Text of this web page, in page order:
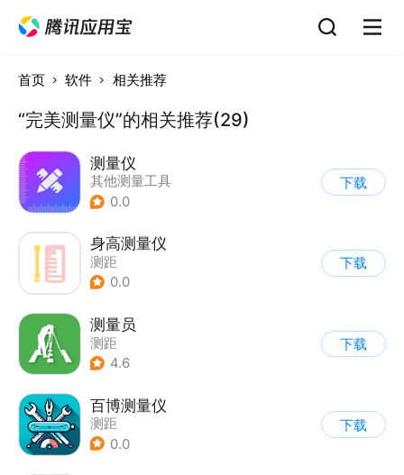
首页 软件 相关推荐
“完美测量仪”的相关推荐(29)
测量仪
其他测量工具
0.0
下载
身高测量仪
测距
0.0
下载
测量员
测距
4.6
下载
百博测量仪
测距
0.0
下载